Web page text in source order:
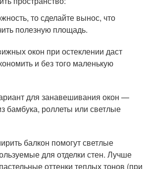
то сделайте вынос, что
полезную площадь.
окон при остеклении даст
и без того маленькую
для занавешивания окон —
бамбука, роллеты или светлые
балкон помогут светлые
для отделки стен. Лучше
оттенки теплых тонов (при